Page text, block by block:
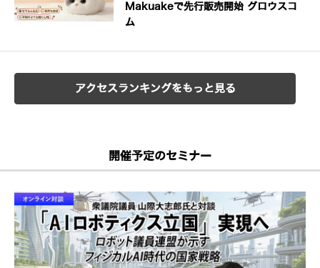
Makuakeで先行販売開始 グロウスコ
ム
アクセスランキングをもっと見る
開催予定のセミナー